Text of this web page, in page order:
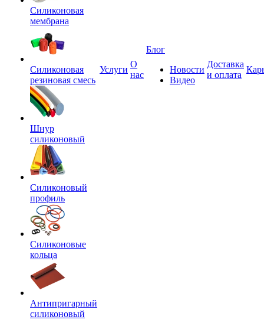
Силиконовая
мембрана
Силиконовая
резиновая смесь
Шнур
силиконовый
Силиконовый
профиль
Силиконовые
кольца
Антипригарный
силиконовый
Услуги
О
нас
Блог
Новости
Видео
Доставка
и оплата